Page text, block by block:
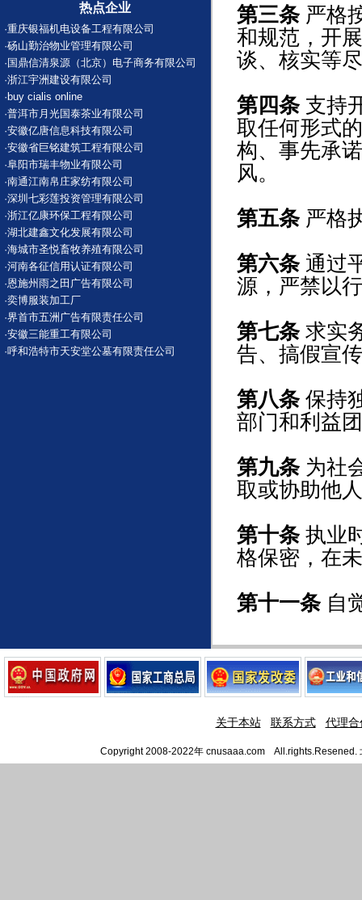
热点企业
·重庆银福机电设备工程有限公司
·砀山勤治物业管理有限公司
· 国鼎信清泉源（北京）电子商务有限公司
·浙江宇洲建设有限公司
· buy cialis online
·普洱市月光国泰茶业有限公司
·安徽亿唐信息科技有限公司
·安徽省巨铭建筑工程有限公司
·阜阳市瑞丰物业有限公司
·南通江南帛庄家纺有限公司
·深圳七彩莲投资管理有限公司
·浙江亿康环保工程有限公司
·湖北建鑫文化发展有限公司
·海城市圣悦畜牧养殖有限公司
·河南各征信用认证有限公司
·恩施州雨之田广告有限公司
·奕博服装加工厂
·界首市五洲广告有限责任公司
·安徽三能重工有限公司
·呼和浩特市天安堂公墓有限责任公司
第三条严格
和规范，开
谈、核实等
第四条支持
取任何形式
构、事先承
风。
第五条严格
第六条通过
源，严禁以
第七条求实
告、搞假宣
第八条保持
部门和利益
第九条为社
取或协助他
第十条执业
格保密，在
第十一条自
关于本站 联系方式 代理合
Copyright 2008-2022年 cnusaaa.com All.rights.Resened.